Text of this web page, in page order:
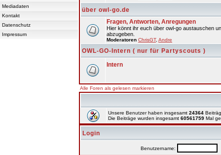
Mediadaten
Kontakt
Datenschutz
Impressum
über owl-go.de
Fragen, Antworten, Anregungen
Hier könnt ihr euch über owl-go austauschen
abzugeben.
Moderatoren ChrisGT, Andre
OWL-GO-Intern ( nur für Partyscouts )
Intern
Alle Foren als gelesen markieren
Unsere Benutzer haben insgesamt 24364
Die Beiträge wurden insgesamt 60561759 Mal
Login
Benutzername: